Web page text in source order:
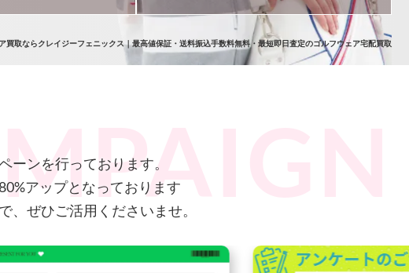
買取ならクレイジーフェニックス｜最高値保証・送料振込手数料無料・最短即日査定のゴルフウェア宅配買取
ーンを行っております。
アップとなっております
、ぜひご活用くださいませ。